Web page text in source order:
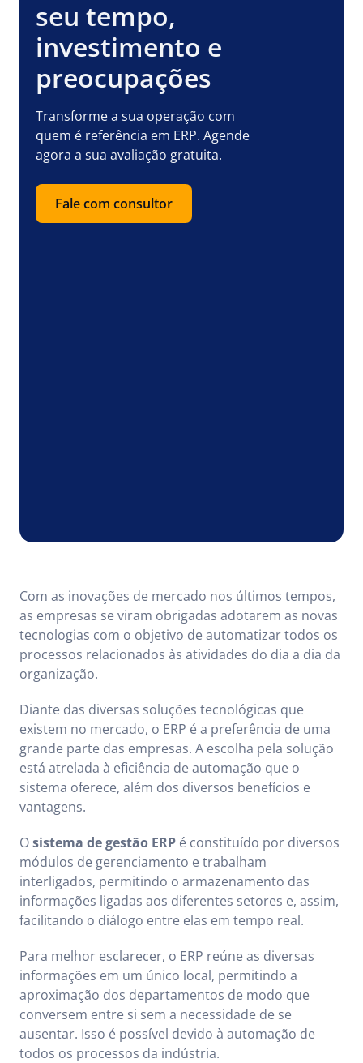
Com as inovações de mercado nos últimos tempos,
as empresas se viram obrigadas adotarem as novas
tecnologias com o objetivo de automatizar todos os
processos relacionados às atividades do dia a dia da
organização.
Diante das diversas soluções tecnológicas que
existem no mercado, o ERP é a preferência de uma
grande parte das empresas. A escolha pela solução
está atrelada à eficiência de automação que o
sistema oferece, além dos diversos benefícios e
vantagens.
Osistema de gestão ERP é constituído por diversos
módulos de gerenciamento e trabalham
interligados, permitindo o armazenamento das
informações ligadas aos diferentes setores e, assim,
facilitando o diálogo entre elas em tempo real.
Para melhor esclarecer, o ERP reúne as diversas
informações em um único local, permitindo a
aproximação dos departamentos de modo que
conversem entre si sem a necessidade de se
ausentar. Isso é possível devido à automação de
todos os processos da indústria.
seu tempo,
investimento e
preocupações
Transforme a sua operação com
quem é referência em ERP. Agende
agora a sua avaliação gratuita.
Fale com consultor